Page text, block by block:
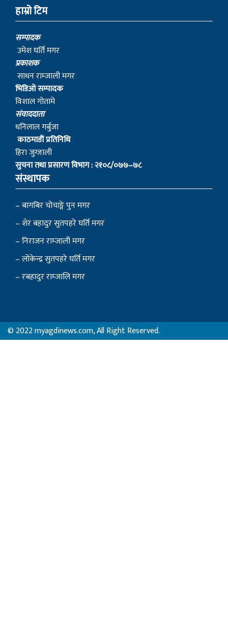
हाम्रो टिम
सम्पादक
उमेश घर्ति मगर
प्रकाशक
साधन राम्जाली मगर
भिडिओ सम्पादक
विशाल गोतामे
स‌ंवाददाता
धनिलाल गर्बुजा
काठमाडाैं प्रतिनिधि
हिरा जुग्जाली
सुचना तथा प्रसारण विभाग : २१०८/०७७–७८
संस्थापक
– बागबिर चोचाङ्गे पुन मगर
– शेर बहादुर सुतपहरे घर्ति मगर
– निराजन राम्जाली मगर
– लोकेन्द्र सुतपहरे घर्ति मगर
– रबहादुर राम्जालि मगर
© 2022 myagdinews.com, All Right Reserved.